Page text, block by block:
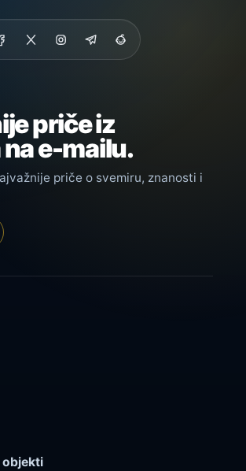
priče iz
e-mailu.
priče o svemiru, znanosti i
objekti